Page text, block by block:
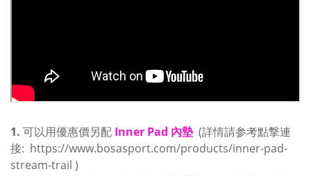
1. 可以用優惠價另配 Inner Pad 內墊 (詳情請参考點撃連
接: https://www.bosasport.com/products/inner-pad-
stream-trail )